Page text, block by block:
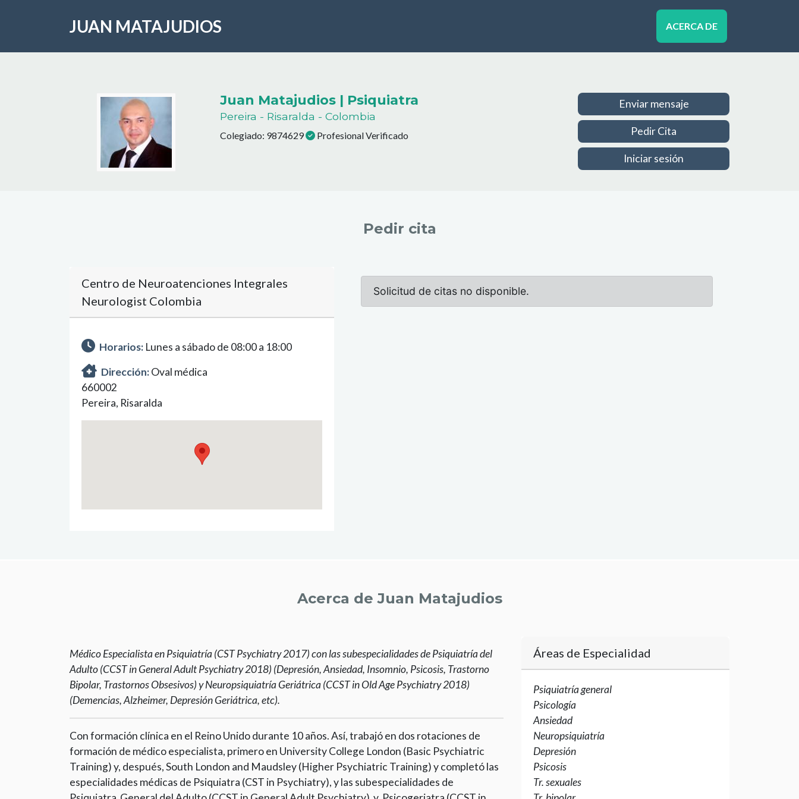
JUAN MATAJUDIOS ACERCA DE
Juan Matajudios | Psiquiatra
Pereira - Risaralda - Colombia
Colegiado: 9874629 Profesional Verificado
Enviar mensaje
Pedir Cita
Iniciar sesión
Pedir cita
Centro de Neuroatenciones Integrales
Neurologist Colombia
Horarios: Lunes a sábado de 08:00 a 18:00
Dirección:Oval médica
660002
Pereira, Risaralda
Acerca de Juan Matajudios
Médico Especialista en Psiquiatría (CST Psychiatry 2017) con las subespecialidades de Psiquiatría del
Adulto (CCST in General Adult Psychiatry 2018) (Depresión, Ansiedad, Insomnio, Psicosis, Trastorno
Bipolar, Trastornos Obsesivos) y Neuropsiquiatría Geriátrica (CCST in Old Age Psychiatry 2018)
(Demencias, Alzheimer, Depresión Geriátrica, etc).
Con formación clínica en el Reino Unido durante 10 años. Así, trabajó en dos rotaciones de
formación de médico especialista, primero en University College London (Basic Psychiatric
Training) y, después, South London and Maudsley (Higher Psychiatric Training) y completó las
especialidades médicas de Psiquiatra (CST in Psychiatry), y las subespecialidades de
Áreas de Especialidad
Psiquiatría general
Psicología
Ansiedad
Neuropsiquiatría
Depresión
Psicosis
Tr. sexuales